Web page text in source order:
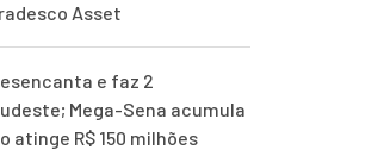
Asset
e faz 2
Mega-Sena acumula
atinge R$ 150 milhões